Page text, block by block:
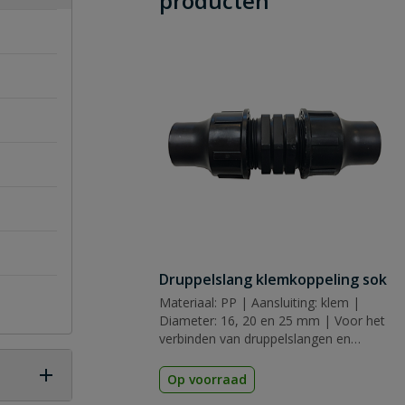
Druppelslang klemkoppeling sok
Materiaal: PP | Aansluiting: klem |
Diameter: 16, 20 en 25 mm | Voor het
verbinden van druppelslangen en
Op voorraad